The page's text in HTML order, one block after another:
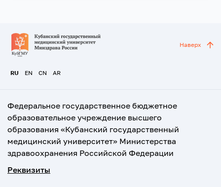
RU EN CN AR
Наверх
Федеральное государственное бюджетное
образовательное учреждение высшего
образования «Кубанский государственный
медицинский университет» Министерства
здравоохранения Российской Федерации
Реквизиты